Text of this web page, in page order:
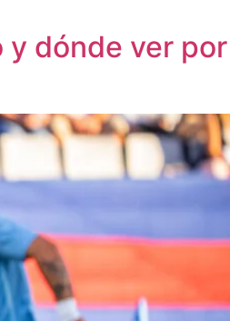
y dónde ver por